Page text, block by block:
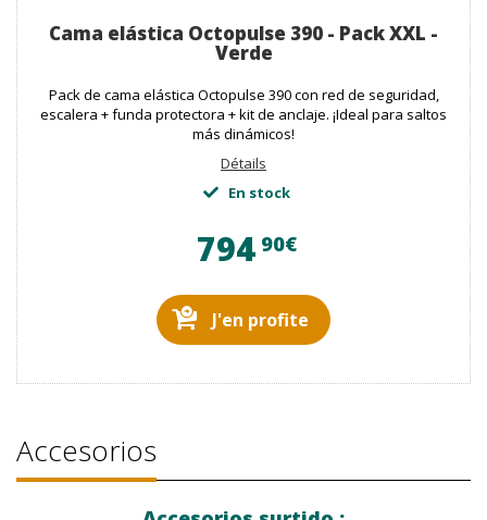
Cama elástica Octopulse 390 - Pack XXL -
Verde
Pack de cama elástica Octopulse 390 con red de seguridad,
escalera + funda protectora + kit de anclaje. ¡Ideal para saltos
más dinámicos!
Détails
En stock
794 90€
J'en profite
Accesorios